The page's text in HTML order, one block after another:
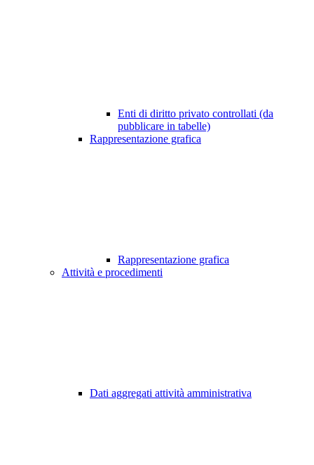
Enti di diritto privato controllati (da
pubblicare in tabelle)
Rappresentazione grafica
Rappresentazione grafica
Attività e procedimenti
Dati aggregati attività amministrativa